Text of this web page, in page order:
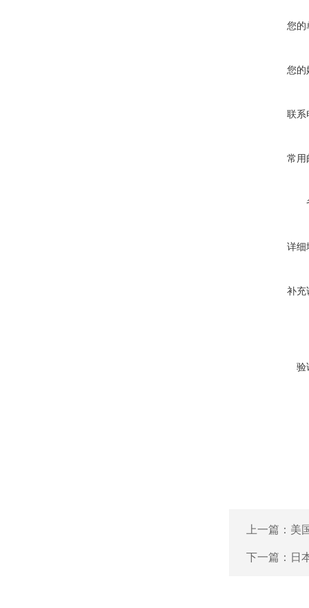
您的
您的
联系
常用
详细
补充
验
上一篇： 美
下一篇： 日